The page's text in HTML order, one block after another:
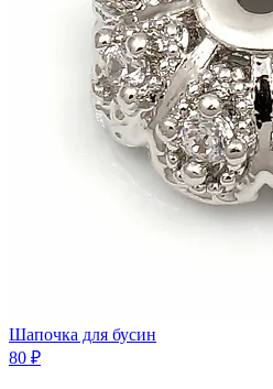
Шaпочка для бусин
80 ₽